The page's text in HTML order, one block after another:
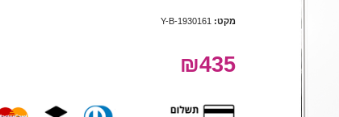
מקט: Y-B-1930161
₪435